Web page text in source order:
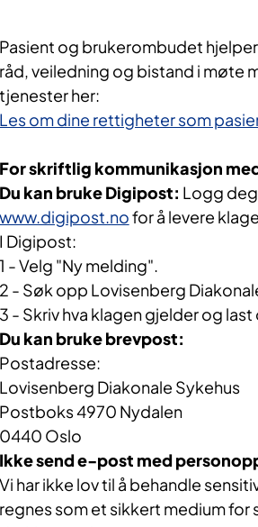
Pasient og brukerombudet
råd, veiledning og bistand i møte
tjenester her:
Les om dine rettigheter som
For skriftlig kommunikasjon
Du kan bruke Digipost: Logg
www.digipost.nofor å levere
I Digipost:
1 - Velg "Ny melding".
2 - Søk opp Lovisenberg
3 - Skriv hva klagen gjelder og
Du kan bruke brevpost:
Postadresse:
Lovisenberg Diakonale Sykehus
Postboks 4970 Nydalen
0440 Oslo
Ikke send e-post med
Vi har ikke lov til å behandle
regnes som et sikkert medium for